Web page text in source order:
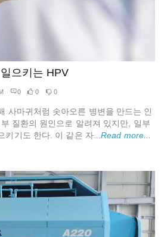
으키는 HPV
0 0 0
사마귀처럼 솟아오른 병변을 만드는 인
질환의 원인으로 알려져 있지만, 일부
키기도 한다. 이 같은 자...Read more...